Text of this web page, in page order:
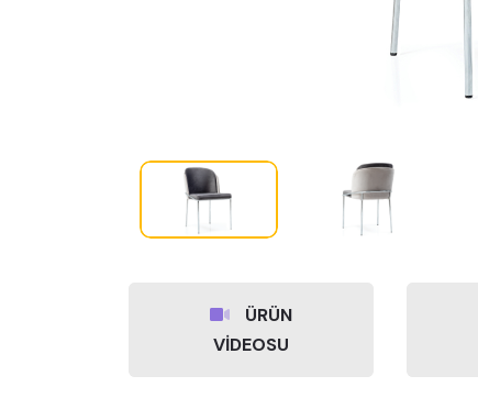
ÜRÜN
VİDEOSU